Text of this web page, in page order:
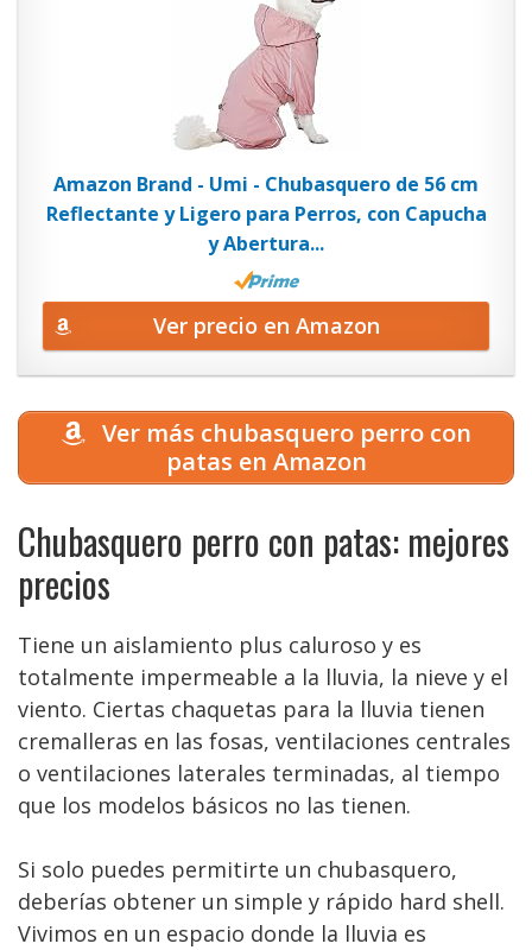
Amazon Brand - Umi - Chubasquero de 56 cm
Reflectante y Ligero para Perros, con Capucha
y Abertura...
Ver precio en Amazon
Ver más chubasquero perro con
patas en Amazon
Chubasquero perro con patas: mejores
precios
Tiene un aislamiento plus caluroso y es
totalmente impermeable a la lluvia, la nieve y el
viento. Ciertas chaquetas para la lluvia tienen
cremalleras en las fosas, ventilaciones centrales
o ventilaciones laterales terminadas, al tiempo
que los modelos básicos no las tienen.
Si solo puedes permitirte un chubasquero,
deberías obtener un simple y rápido hard shell.
Vivimos en un espacio donde la lluvia es